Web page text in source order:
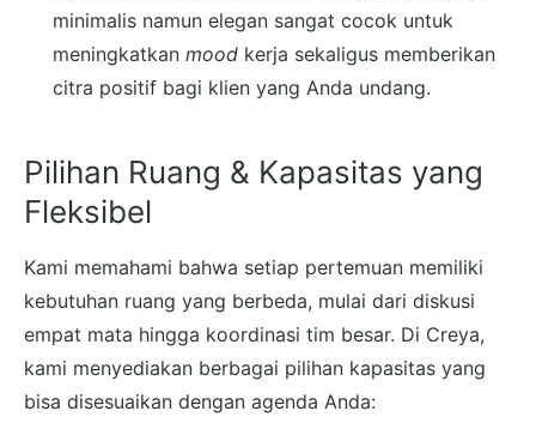
minimalis namun elegan sangat cocok untuk
meningkatkan mood kerja sekaligus memberikan
citra positif bagi klien yang Anda undang.
Pilihan Ruang & Kapasitas yang
Fleksibel
Kami memahami bahwa setiap pertemuan memiliki
kebutuhan ruang yang berbeda, mulai dari diskusi
empat mata hingga koordinasi tim besar. Di Creya,
kami menyediakan berbagai pilihan kapasitas yang
bisa disesuaikan dengan agenda Anda: